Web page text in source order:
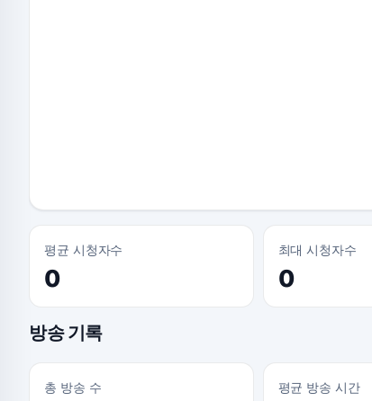
평균 시청자수
0
최대 시청자수
0
방송 기록
총 방송 수 평균 방송 시간